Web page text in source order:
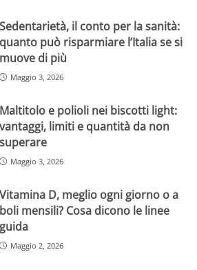
Sedentarietà, il conto per la sanità:
quanto può risparmiare l’Italia se si
muove di più
Maggio 3, 2026
Maltitolo e polioli nei biscotti light:
vantaggi, limiti e quantità da non
superare
Maggio 3, 2026
Vitamina D, meglio ogni giorno o a
boli mensili? Cosa dicono le linee
guida
Maggio 2, 2026